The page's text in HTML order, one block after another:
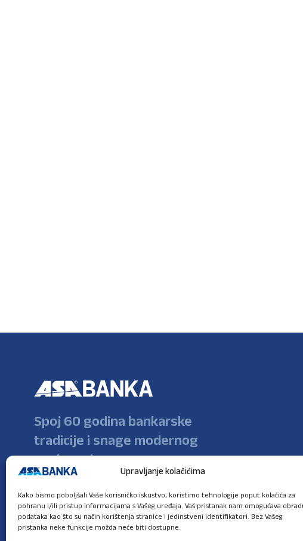
Upravljanje kolačićima
Kako bismo poboljšali Vaše korisničko iskustvo, koristimo tehnologije poput kolačića za
pohranu i/ili pristup informacijama s Vašeg uređaja. Vaš pristanak nam omogućava
podataka kao što su način korištenja stranice i jedinstveni identifikatori. Bez Vašeg
pristanka neke funkcije možda neće biti dostupne.
Spoj 60 godina bankarske
tradicije i snage modernog
poslovanja